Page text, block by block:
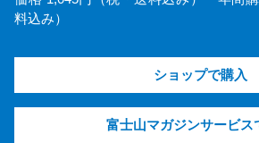
料込み）
ショップで購入
富士山マガジンサービス